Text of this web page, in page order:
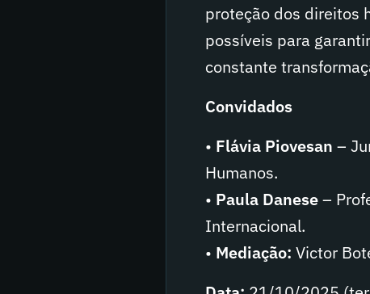
proteção dos direitos
possíveis para
constante
Convidados
• Flávia Piovesan –
Humanos.
• Paula Danese–
Internacional.
• Mediação: Victor